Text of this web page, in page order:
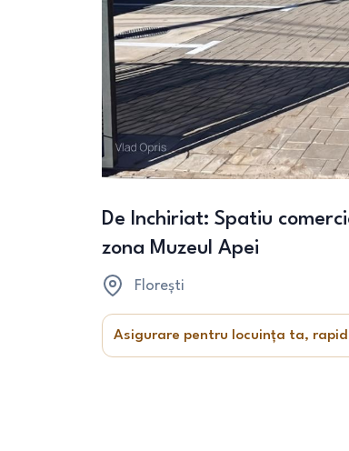
De Inchiriat: Spatiu
zona Muzeul Apei
Florești
Asigurare pentru locuința ta, rapid